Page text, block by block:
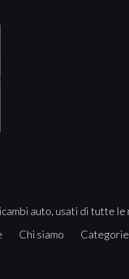
auto, usati di tutte
Chi siamo Categorie